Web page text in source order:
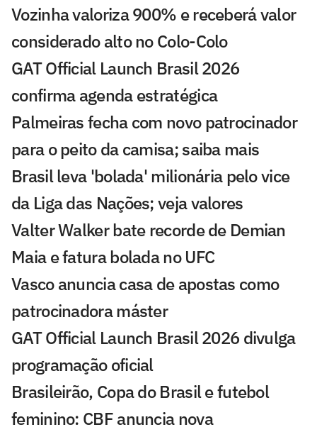
Vozinha valoriza 900% e receberá valor
considerado alto no Colo-Colo
GAT Official Launch Brasil 2026
confirma agenda estratégica
Palmeiras fecha com novo patrocinador
para o peito da camisa; saiba mais
Brasil leva 'bolada' milionária pelo vice
da Liga das Nações; veja valores
Valter Walker bate recorde de Demian
Maia e fatura bolada no UFC
Vasco anuncia casa de apostas como
patrocinadora máster
GAT Official Launch Brasil 2026 divulga
programação oficial
Brasileirão, Copa do Brasil e futebol
feminino: CBF anuncia nova